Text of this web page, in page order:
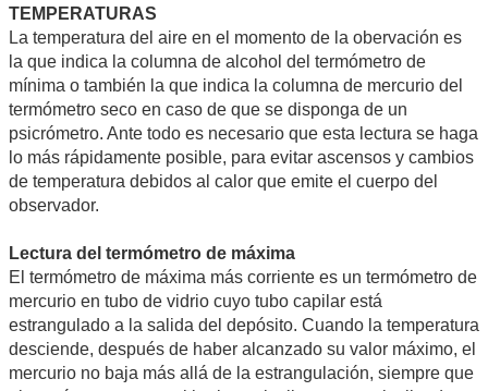
TEMPERATURAS
La temperatura del aire en el momento de la obervación es
la que indica la columna de alcohol del termómetro de
mínima o también la que indica la columna de mercurio del
termómetro seco en caso de que se disponga de un
psicrómetro. Ante todo es necesario que esta lectura se haga
lo más rápidamente posible, para evitar ascensos y cambios
de temperatura debidos al calor que emite el cuerpo del
observador.
Lectura del termómetro de máxima
El termómetro de máxima más corriente es un termómetro de
mercurio en tubo de vidrio cuyo tubo capilar está
estrangulado a la salida del depósito. Cuando la temperatura
desciende, después de haber alcanzado su valor máximo, el
mercurio no baja más allá de la estrangulación, siempre que